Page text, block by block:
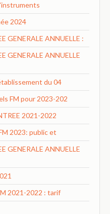
2024
GENERALE ANNUELLE :
GENERALE ANNUELLE
du 04
FM pour 2023-202
2021-2022
2023: public et
GENERALE ANNUELLE
2021-2022 : tarif